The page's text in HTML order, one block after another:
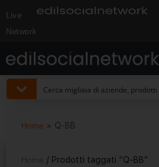
Live
Network
Home » Q-BB
/ Prodotti taggati “Q-BB”